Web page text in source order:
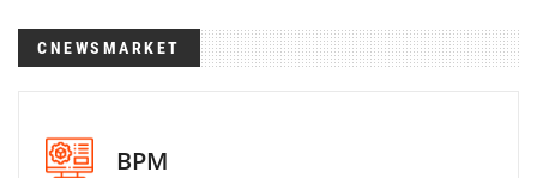
CNEWSMARKET
BPM